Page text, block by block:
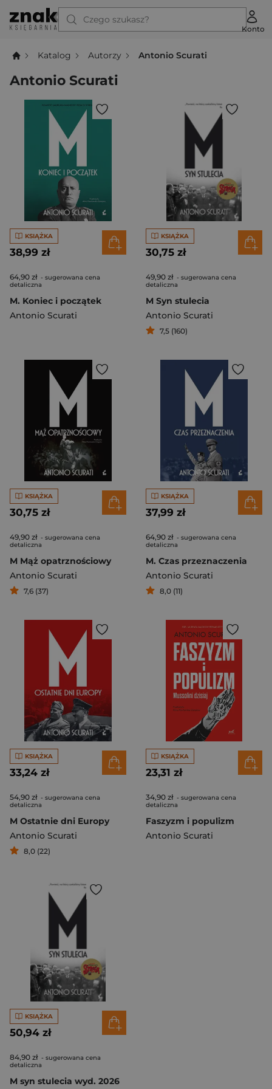
Czego szukasz?
Konto
Katalog Autorzy Antonio Scurati
Antonio Scurati
KSIĄŻKA
38,99 zł
64,90 zł - sugerowana cena
detaliczna
M. Koniec i początek
Antonio Scurati
KSIĄŻKA
30,75 zł
49,90 zł - sugerowana cena
detaliczna
M Syn stulecia
Antonio Scurati
7,5 (160)
KSIĄŻKA
30,75 zł
49,90 zł - sugerowana cena
detaliczna
M Mąż opatrznościowy
Antonio Scurati
7,6 (37)
KSIĄŻKA
37,99 zł
64,90 zł - sugerowana cena
detaliczna
M. Czas przeznaczenia
Antonio Scurati
8,0 (11)
KSIĄŻKA
33,24 zł
54,90 zł - sugerowana cena
detaliczna
M Ostatnie dni Europy
Antonio Scurati
8,0 (22)
KSIĄŻKA
23,31 zł
34,90 zł - sugerowana cena
detaliczna
Faszyzm i populizm
Antonio Scurati
KSIĄŻKA
50,94 zł
84,90 zł - sugerowana cena
detaliczna
M syn stulecia wyd. 2026